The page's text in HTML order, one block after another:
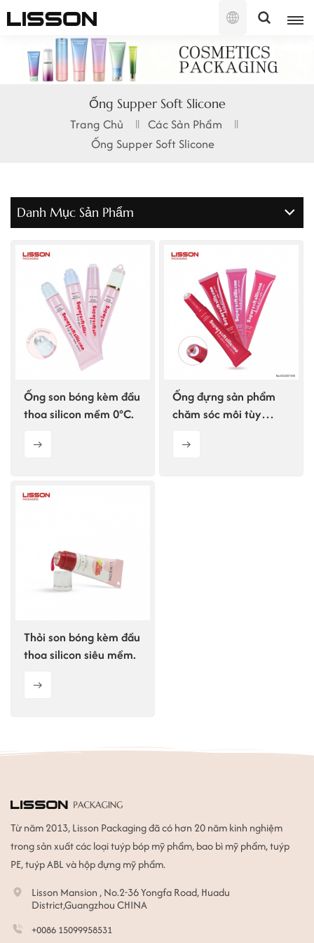
Tiếng
English
français
русский
中文
Ống Supper Soft Slicone
Trang Chủ
Các Sản Phẩm
Ống Supper Soft Slicone
Danh Mục Sản Phẩm
Ống son bóng kèm đầu
thoa silicon mềm 0°C.
Ống đựng sản phẩm
chăm sóc môi tùy
silicon mềm 0°C.
Thỏi son bóng kèm đầu
thoa silicon siêu mềm.
Từ năm 2013, Lisson Packaging đã có hơn 20 năm kinh nghiệm
trong sản xuất các loại tuýp bóp mỹ phẩm, bao bì mỹ phẩm, tuýp
PE, tuýp ABL và hộp đựng mỹ phẩm.
Lisson Mansion , No.2-36 Yongfa Road, Huadu
District,Guangzhou CHINA
+0086 15099958531